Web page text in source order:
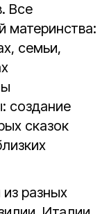
Все
материнства:
семьи,
создание
сказок
разных